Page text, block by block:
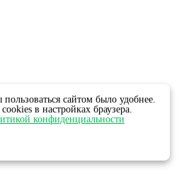
сайтом было удобнее.
в настройках браузера.
конфиденциальности